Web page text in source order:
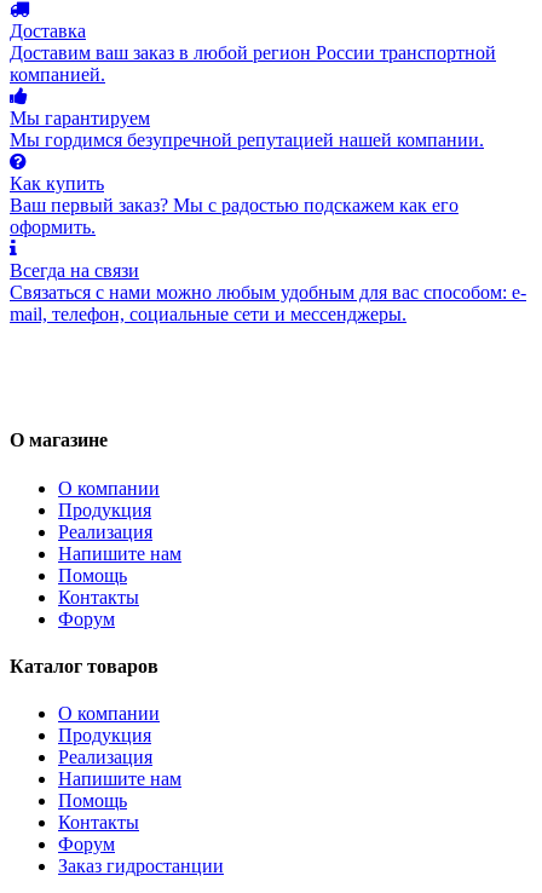
Доставка
Доставим ваш заказ в любой регион России транспортной
компанией.
Мы гарантируем
Мы гордимся безупречной репутацией нашей компании.
Как купить
Ваш первый заказ? Мы с радостью подскажем как его
оформить.
Всегда на связи
Связаться с нами можно любым удобным для вас способом: e-
mail, телефон, социальные сети и мессенджеры.
О магазине
О компании
Продукция
Реализация
Напишите нам
Помощь
Контакты
Форум
Каталог товаров
О компании
Продукция
Реализация
Напишите нам
Помощь
Контакты
Форум
Заказ гидростанции